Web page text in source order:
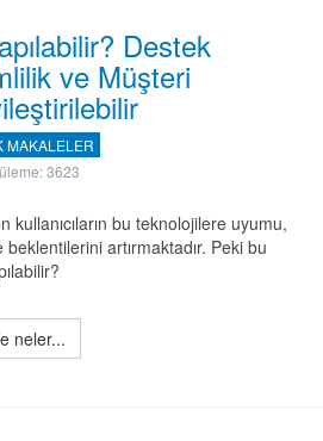
Destek
ve Müşteri
MAKALELER
3623
bu teknolojilere uyumu,
beklentilerini artırmaktadır. Peki bu
neler...